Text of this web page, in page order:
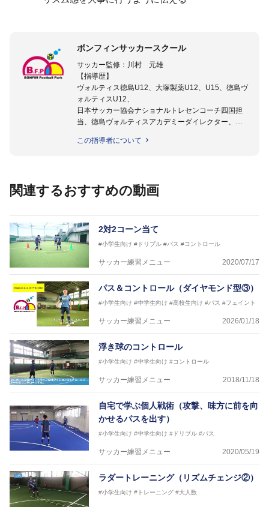
ボンフィンサッカースクール
サッカー監修：川村 元雄
【指導歴】
ヴォルティス徳島U12、大塚製薬U12、U15、徳島ヴ
ォルティスU12、
日本サッカー協会ナショナルトレセンコーチ四国担
当、徳島ヴォルティスアカデミーダイレクター、
日本サッカー協会公認B級養成講習会インストラクタ
協会公認キッズリーダーチーフインストラクター
【指導歴】
FリーグU23選抜監督、ミャンマー女子フットサル代
表監督
日本サッカー協会フットサルインストラクター、AFC
（アジアサッカー連盟）フットサルインストラクター
【資格】
JFA公認A級コーチジェネラルライセンス・JFA公認フ
ットサルB級コーチライセンス
横山 哲久
【指導歴】
ASV ペスカドーラ町田 監督、FC VIGORE 監督
【資格】
日本サッカー協会公認B級ライセンス・日本サッカー
協会公認フットサルB級ライセンス
※全コーチボンフィンサッカースクール所属
この指導者について
関連するおすすめの動画
2対2コーン当て
#小学生向け #ドリブル #パス #コントロール
サッカー練習メニュー 2020/07/17
パス＆コントロール（ダイヤモンド型③）
#小学生向け #中学生向け #高校生向け #パス #フェイント
サッカー練習メニュー 2026/01/18
浮き球のコントロール
#小学生向け #中学生向け #コントロール
サッカー練習メニュー 2018/11/18
自宅で学ぶ個人戦術（攻撃、味方に前を向
かせるパスを出す）
#小学生向け #中学生向け #ドリブル #パス
サッカー練習メニュー 2020/05/19
ラダートレーニング（リズムチェンジ②）
#小学生向け #トレーニング #大人数